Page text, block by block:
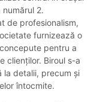
numărul 2.
de profesionalism,
furnizează o
pentru a
clienților. Biroul s-a
detalii, precum și
întocmite.